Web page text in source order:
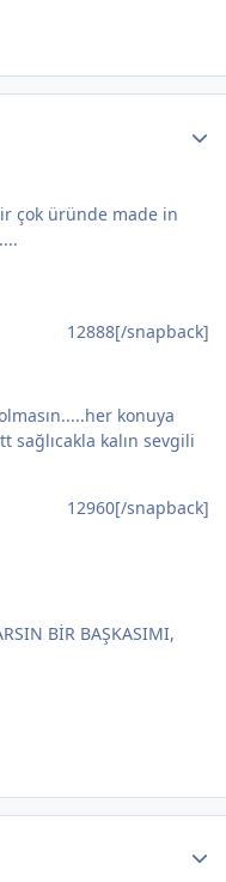
çok üründe made in
12888[/snapback]
konuya
sağlıcakla kalın sevgili
12960[/snapback]
BİR BAŞKASIMI,